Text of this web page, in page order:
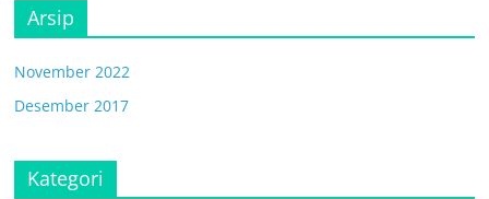
Arsip
November 2022
Desember 2017
Kategori